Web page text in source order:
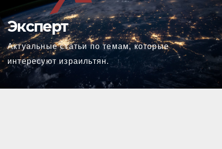
Эксперт
Актуальные статьи по темам, которые
интересуют израильтян.